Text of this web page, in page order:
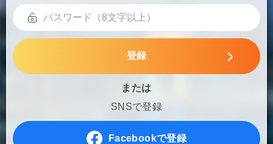
登録
または
SNSで登録
Facebookで登録